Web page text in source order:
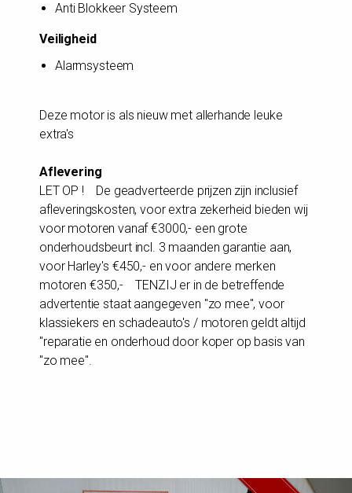
Anti Blokkeer Systeem
Veiligheid
Alarmsysteem
Deze motor is als nieuw met allerhande leuke
extra's
Aflevering
LET OP ! De geadverteerde prijzen zijn inclusief
afleveringskosten, voor extra zekerheid bieden wij
voor motoren vanaf €3000,- een grote
onderhoudsbeurt incl. 3 maanden garantie aan,
voor Harley's €450,- en voor andere merken
motoren €350,- TENZIJ er in de betreffende
advertentie staat aangegeven "zo mee", voor
klassiekers en schadeauto's / motoren geldt altijd
"reparatie en onderhoud door koper op basis van
"zo mee".